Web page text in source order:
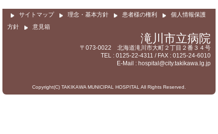
サイトマップ 理念・基本方針 患者様の権利
個人情報保護
方針
意見箱
滝川市立病院
〒073-0022 北海道滝川市大町２丁目２番３４号
TEL : 0125-22-4311 / FAX : 0125-24-6010
E-Mail : hospital@city.takikawa.lg.jp
Copyright(C) TAKIKAWA MUNICIPAL HOSPITAL All Rights Reserved.